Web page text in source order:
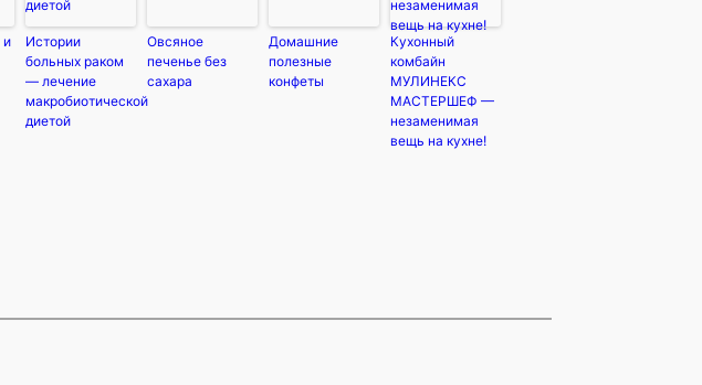
и
Истории
больных раком
— лечение
макробиотической
диетой
Овсяное
печенье без
сахара
Домашние
полезные
конфеты
Кухонный
комбайн
МУЛИНЕКС
МАСТЕРШЕФ —
незаменимая
вещь на кухне!